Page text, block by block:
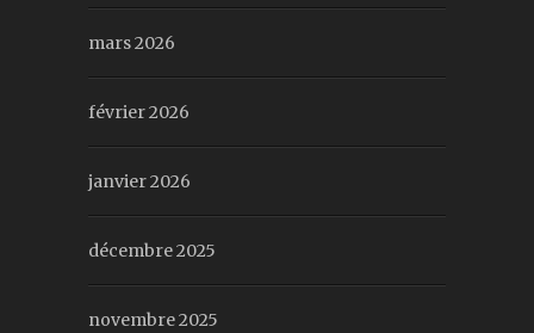
mars 2026
février 2026
janvier 2026
décembre 2025
novembre 2025